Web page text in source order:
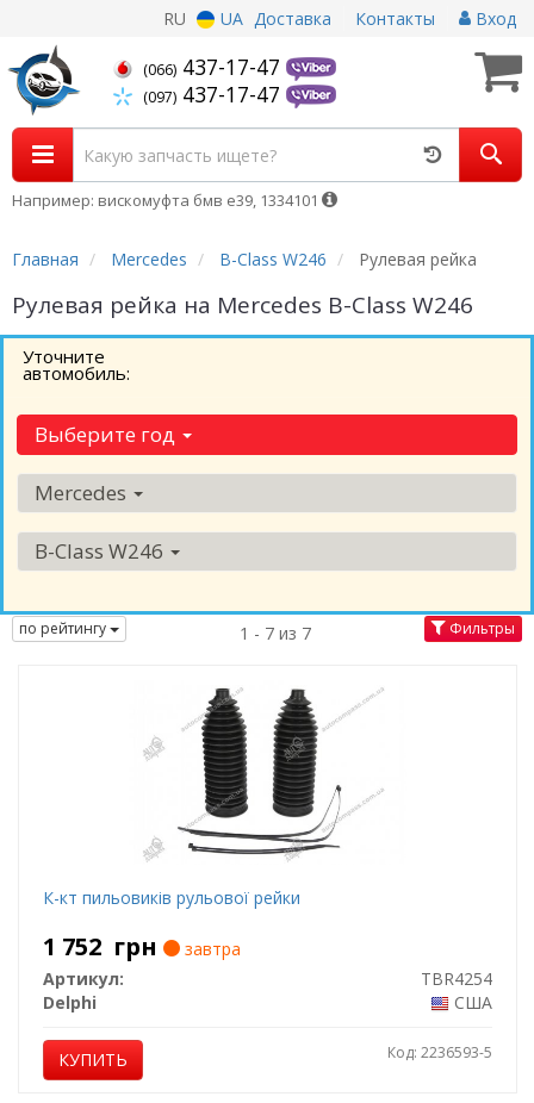
RU UA Доставка Контакты Вход
(066) 437-17-47
(097) 437-17-47
Например: вискомуфта бмв е39, 1334101
Главная Mercedes B-Class W246 Рулевая рейка
Рулевая рейка на Mercedes B-Class W246
Уточните
автомобиль:
Выберите год
Mercedes
B-Class W246
по рейтингу 1 - 7 из 7 Фильтры
К-кт пильовиків рульової рейки
1 752 грн
завтра
Артикул:
TBR4254
Delphi
США
КУПИТЬ Код: 2236593-5